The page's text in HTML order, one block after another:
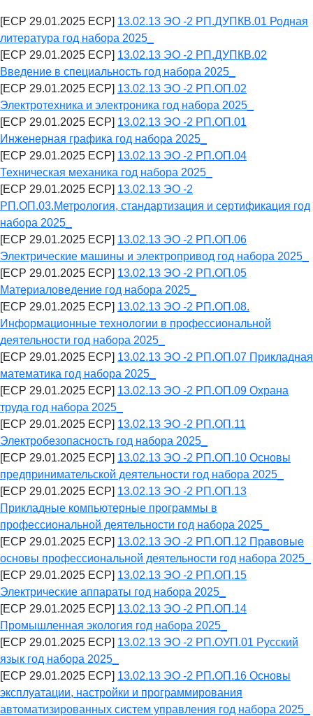
[ECP 29.01.2025 ECP] 13.02.13 ЭО -2 РП.ДУПКВ.01 Родная
литература год набора 2025_
[ECP 29.01.2025 ECP] 13.02.13 ЭО -2 РП.ДУПКВ.02
Введение в специальность год набора 2025_
[ECP 29.01.2025 ECP] 13.02.13 ЭО -2 РП.ОП.02
Электротехника и электроника год набора 2025_
[ECP 29.01.2025 ECP] 13.02.13 ЭО -2 РП.ОП.01
Инженерная графика год набора 2025_
[ECP 29.01.2025 ECP] 13.02.13 ЭО -2 РП.ОП.04
Техническая механика год набора 2025_
[ECP 29.01.2025 ECP] 13.02.13 ЭО -2
РП.ОП.03.Метрология, стандартизация и сертификация год
набора 2025_
[ECP 29.01.2025 ECP] 13.02.13 ЭО -2 РП.ОП.06
Электрические машины и электропривод год набора 2025_
[ECP 29.01.2025 ECP] 13.02.13 ЭО -2 РП.ОП.05
Материаловедение год набора 2025_
[ECP 29.01.2025 ECP] 13.02.13 ЭО -2 РП.ОП.08.
Информационные технологии в профессиональной
деятельности год набора 2025_
[ECP 29.01.2025 ECP] 13.02.13 ЭО -2 РП.ОП.07 Прикладная
математика год набора 2025_
[ECP 29.01.2025 ECP] 13.02.13 ЭО -2 РП.ОП.09 Охрана
труда год набора 2025_
[ECP 29.01.2025 ECP] 13.02.13 ЭО -2 РП.ОП.11
Электробезопасность год набора 2025_
[ECP 29.01.2025 ECP] 13.02.13 ЭО -2 РП.ОП.10 Основы
предпринимательской деятельности год набора 2025_
[ECP 29.01.2025 ECP] 13.02.13 ЭО -2 РП.ОП.13
Прикладные компьютерные программы в
профессиональной деятельности год набора 2025_
[ECP 29.01.2025 ECP] 13.02.13 ЭО -2 РП.ОП.12 Правовые
основы профессиональной деятельности год набора 2025_
[ECP 29.01.2025 ECP] 13.02.13 ЭО -2 РП.ОП.15
Электрические аппараты год набора 2025_
[ECP 29.01.2025 ECP] 13.02.13 ЭО -2 РП.ОП.14
Промышленная экология год набора 2025_
[ECP 29.01.2025 ECP] 13.02.13 ЭО -2 РП.ОУП.01 Русский
язык год набора 2025_
[ECP 29.01.2025 ECP] 13.02.13 ЭО -2 РП.ОП.16 Основы
эксплуатации, настройки и программирования
автоматизированных систем управления год набора 2025_